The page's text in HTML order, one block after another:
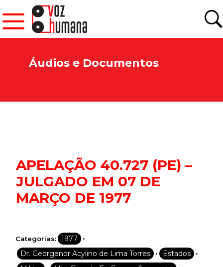
Áudios e Documentos
APELAÇÃO 40.727 (PE) –
JULGADO EM 07 DE
MARÇO DE 1977
Categorias: 1977 •
Dr. Georgenor Acylino de Lima Torres • Estados •